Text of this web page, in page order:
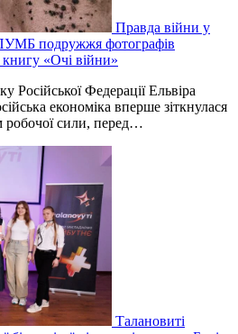
Правда війни у
ПУМБ подружжя фотографів
«Очі війни»
Російської Федерації Ельвіра
економіка вперше зіткнулася
робочої сили, перед…
Талановиті